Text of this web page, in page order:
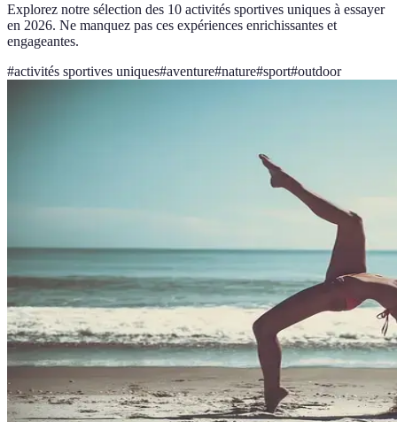
Explorez notre sélection des 10 activités sportives uniques à essayer
en 2026. Ne manquez pas ces expériences enrichissantes et
engageantes.
#activités sportives uniques#aventure#nature#sport#outdoor